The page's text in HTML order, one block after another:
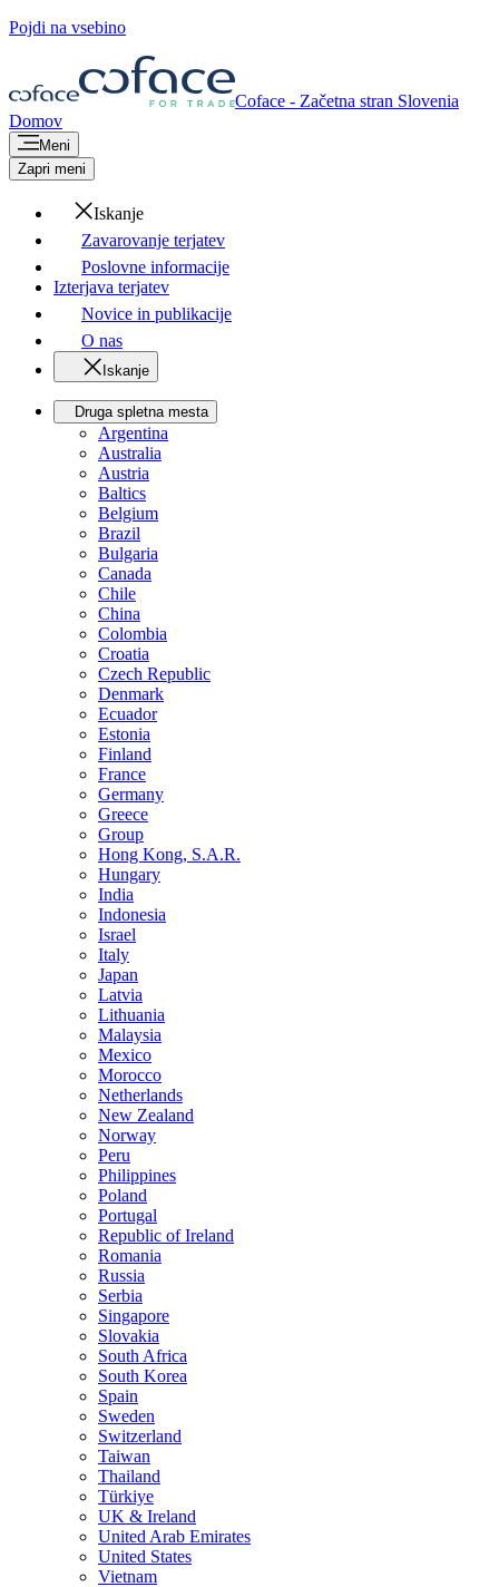
Pojdi na vsebino
Coface - Začetna stran Slovenia
Domov
Meni
Zapri meni
Iskanje
Zavarovanje terjatev
Poslovne informacije
Izterjava terjatev
Novice in publikacije
O nas
Iskanje
Druga spletna mesta
Argentina
Australia
Austria
Baltics
Belgium
Brazil
Bulgaria
Canada
Chile
China
Colombia
Croatia
Czech Republic
Denmark
Ecuador
Estonia
Finland
France
Germany
Greece
Group
Hong Kong, S.A.R.
Hungary
India
Indonesia
Israel
Italy
Japan
Latvia
Lithuania
Malaysia
Mexico
Morocco
Netherlands
New Zealand
Norway
Peru
Philippines
Poland
Portugal
Republic of Ireland
Romania
Russia
Serbia
Singapore
Slovakia
South Africa
South Korea
Spain
Sweden
Switzerland
Taiwan
Thailand
Türkiye
UK & Ireland
United Arab Emirates
United States
Vietnam